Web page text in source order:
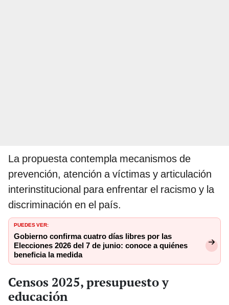
La propuesta contempla mecanismos de
prevención, atención a víctimas y articulación
interinstitucional para enfrentar el racismo y la
discriminación en el país.
PUEDES VER:
Gobierno confirma cuatro días libres por las
Elecciones 2026 del 7 de junio: conoce a quiénes
beneficia la medida
Censos 2025, presupuesto y
educación